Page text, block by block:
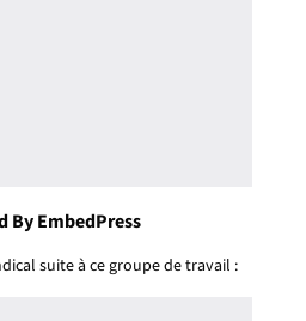
By EmbedPress
suite à ce groupe de travail :